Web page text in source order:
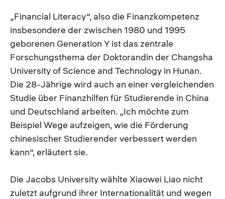
„Financial Literacy“, also die Finanzkompetenz
insbesondere der zwischen 1980 und 1995
geborenen Generation Y ist das zentrale
Forschungsthema der Doktorandin der Changsha
University of Science and Technology in Hunan.
Die 28-Jährige wird auch an einer vergleichenden
Studie über Finanzhilfen für Studierende in China
und Deutschland arbeiten. „Ich möchte zum
Beispiel Wege aufzeigen, wie die Förderung
chinesischer Studierender verbessert werden
kann“, erläutert sie.
Die Jacobs University wählte Xiaowei Liao nicht
zuletzt aufgrund ihrer Internationalität und wegen